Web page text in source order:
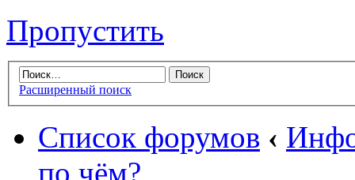
Пропустить
Расширенный поиск
Список форумов ‹
по чём?